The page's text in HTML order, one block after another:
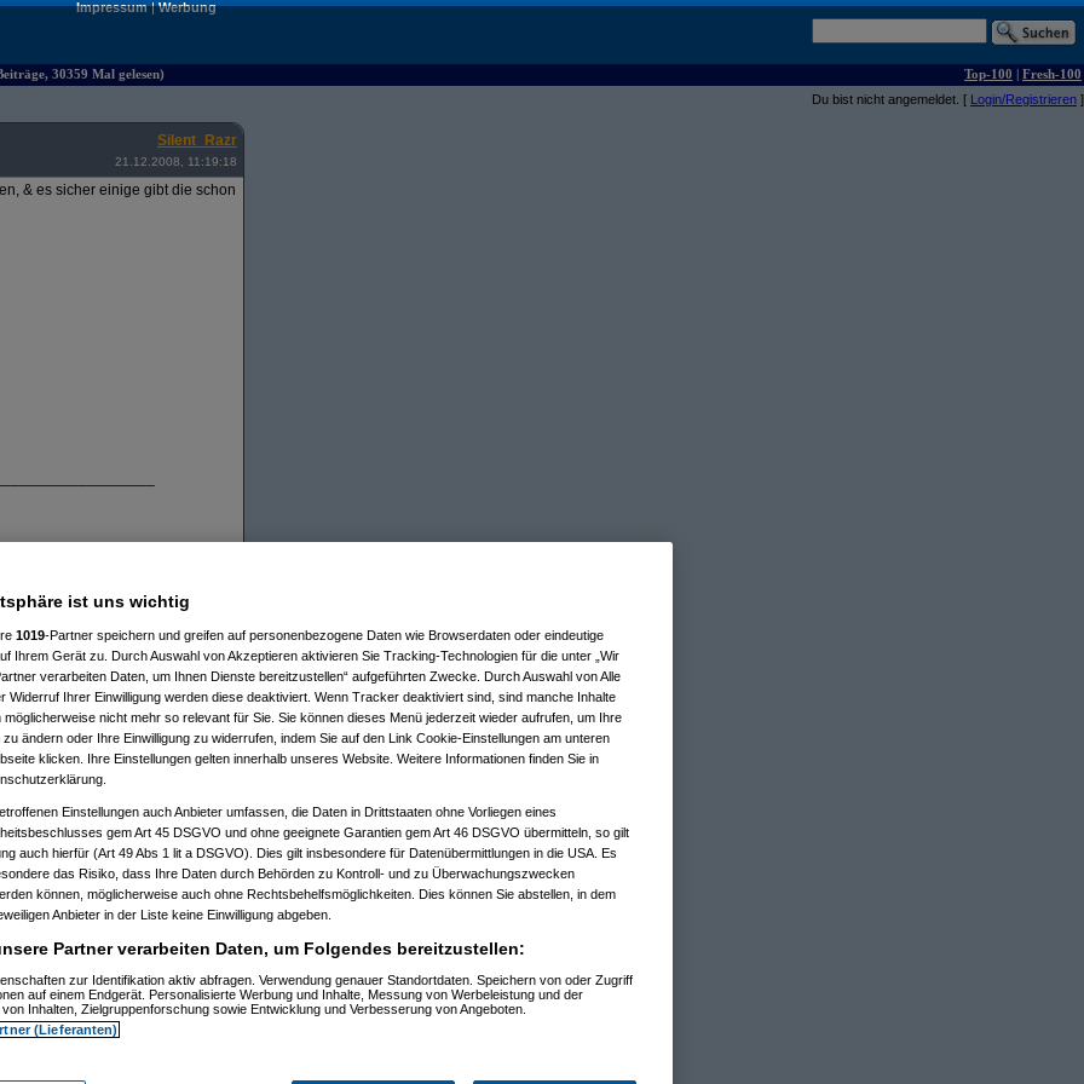
Impressum|Werbung
30359 Mal gelesen) Top-100 | Fresh-100
Du bist nicht angemeldet. [ Login/Registrieren ]
Silent_Razr
21.12.2008, 11:19:18
& es sicher einige gibt die schon
11:32:52)
11:35:10)
12:40:07)
21.12.2008, 12:43:46)
12:46:42)
21.12.2008, 12:48:51)
am 21.12.2008, 15:29:14)
am 21.12.2008, 12:49:41)
am 21.12.2008, 12:59:58)
am 22.12.2008, 19:52:16)
am 22.12.2008, 20:38:25)
am 22.12.2008, 20:56:19)
am 22.12.2008, 21:01:14)
am 22.12.2008, 21:06:19)
am 22.12.2008, 21:26:38)
ist uns wichtig
1019-Partner speichern und greifen auf personenbezogene Daten wie Browserdaten oder eindeutige
Ihrem Gerät zu. Durch Auswahl von Akzeptieren aktivieren Sie Tracking-Technologien für die unter „Wir
verarbeiten Daten, um Ihnen Dienste bereitzustellen“ aufgeführten Zwecke. Durch Auswahl von Alle
Widerruf Ihrer Einwilligung werden diese deaktiviert. Wenn Tracker deaktiviert sind, sind manche Inhalte
möglicherweise nicht mehr so relevant für Sie. Sie können dieses Menü jederzeit wieder aufrufen, um Ihre
zu ändern oder Ihre Einwilligung zu widerrufen, indem Sie auf den Link Cookie-Einstellungen am unteren
klicken. Ihre Einstellungen gelten innerhalb unseres Website. Weitere Informationen finden Sie in
Einstellungen auch Anbieter umfassen, die Daten in Drittstaaten ohne Vorliegen eines
gem Art 45 DSGVO und ohne geeignete Garantien gem Art 46 DSGVO übermitteln, so gilt
auch hierfür (Art 49 Abs 1 lit a DSGVO). Dies gilt insbesondere für Datenübermittlungen in die USA. Es
das Risiko, dass Ihre Daten durch Behörden zu Kontroll- und zu Überwachungszwecken
können, möglicherweise auch ohne Rechtsbehelfsmöglichkeiten. Dies können Sie abstellen, in dem
Anbieter in der Liste keine Einwilligung abgeben.
Partner verarbeiten Daten, um Folgendes bereitzustellen:
zur Identifikation aktiv abfragen. Verwendung genauer Standortdaten. Speichern von oder Zugriff
auf einem Endgerät. Personalisierte Werbung und Inhalte, Messung von Werbeleistung und der
Inhalten, Zielgruppenforschung sowie Entwicklung und Verbesserung von Angeboten.
(Lieferanten)